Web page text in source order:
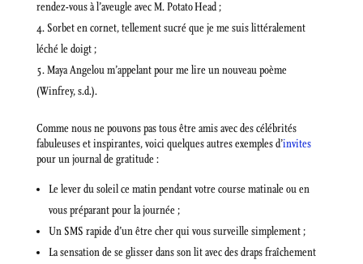
rendez-vous à l’aveugle avec M. Potato Head ;
Sorbet en cornet, tellement sucré que je me suis littéralement
léché le doigt ;
Maya Angelou m’appelant pour me lire un nouveau poème
(Winfrey, s.d.).
Comme nous ne pouvons pas tous être amis avec des célébrités
fabuleuses et inspirantes, voici quelques autres exemples d’invites
pour un journal de gratitude :
Le lever du soleil ce matin pendant votre course matinale ou en
vous préparant pour la journée ;
Un SMS rapide d’un être cher qui vous surveille simplement ;
La sensation de se glisser dans son lit avec des draps fraîchement